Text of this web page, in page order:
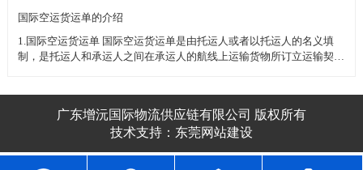
​国际空运货运单的介绍
1.国际空运货运单 国际空运货运单是由托运人或者以托运人的名义填
制，是托运人和承运人之间在承运人的航线上运输货物所订立运输契约
广东增沅国际物流供应链有限公司 版权所有
技术支持： 东莞网站建设​